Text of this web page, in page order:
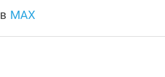
в MAX